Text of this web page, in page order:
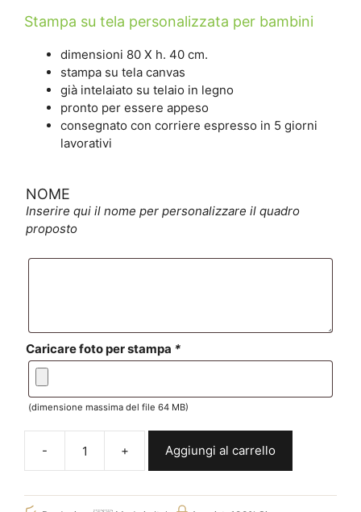
Stampa su tela personalizzata per bambini
dimensioni 80 X h. 40 cm.
stampa su tela canvas
già intelaiato su telaio in legno
pronto per essere appeso
consegnato con corriere espresso in 5 giorni
lavorativi
NOME
Inserire qui il nome per personalizzare il quadro
proposto
NOME
Caricare foto per stampa *
(dimensione massima del file 64 MB)
Quadro
personalizzato
per
Aggiungi al carrello